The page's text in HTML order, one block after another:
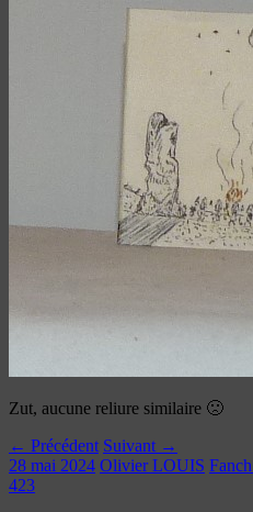
Zut, aucune reliure similaire 🙁
← Précédent Suivant →
28 mai 2024 Olivier LOUIS
423